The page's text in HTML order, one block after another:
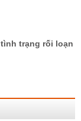
trạng rối loạn